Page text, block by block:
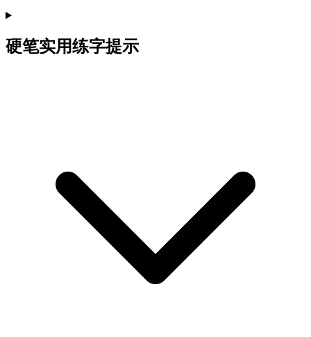
硬笔实用练字提示